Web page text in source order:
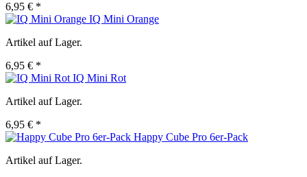
6,95 € *
IQ Mini Orange
Artikel auf Lager.
6,95 € *
IQ Mini Rot
Artikel auf Lager.
6,95 € *
Happy Cube Pro 6er-Pack
Artikel auf Lager.